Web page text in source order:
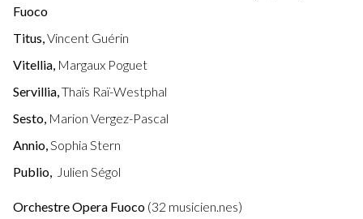
Fuoco
Titus,Vincent Guérin
Vitellia, Margaux Poguet
Servillia,Thaïs Raï-Westphal
Sesto, Marion Vergez-Pascal
Annio,Sophia Stern
Publio, Julien Ségol
Orchestre Opera Fuoco (32 musicien.nes)